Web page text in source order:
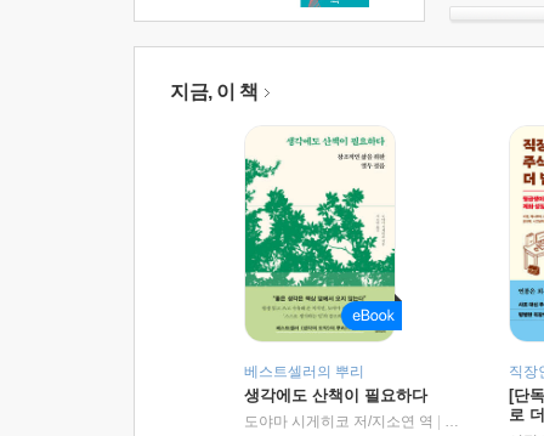
지금, 이 책
베스트셀러의 뿌리
생각에도 산책이 필요하다
도야마 시게히코 저/지소연 역
알에이치코리
직장
[단
로